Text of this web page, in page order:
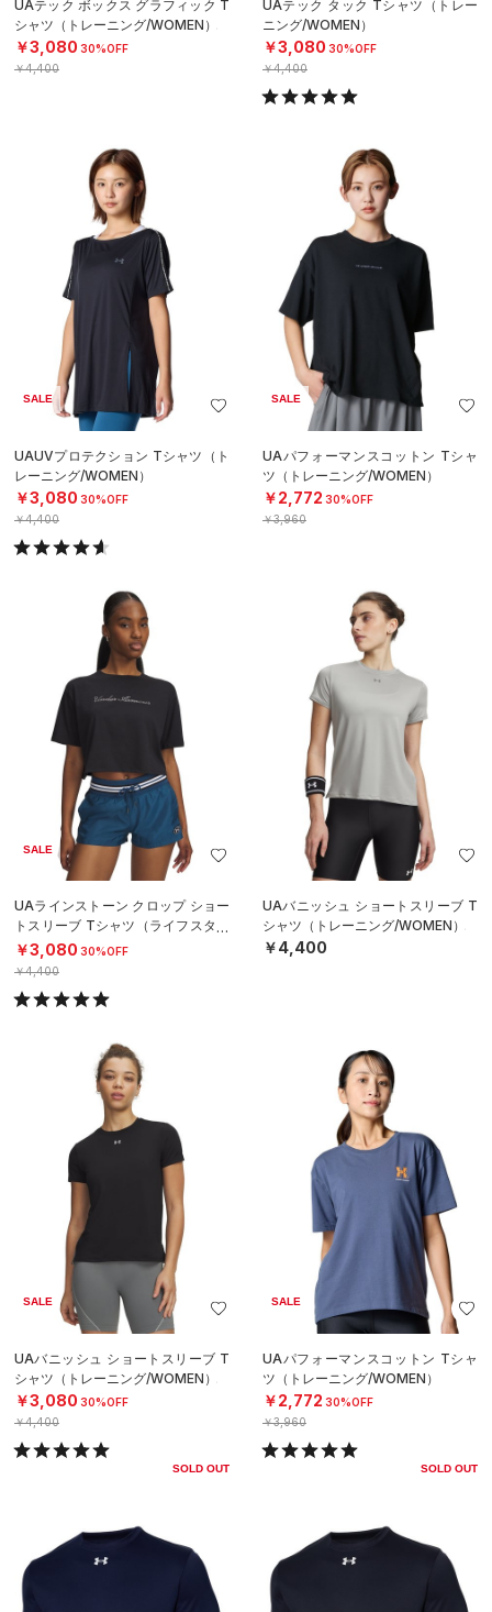
UAテック ボックス グラフィック T
シャツ（トレーニング/WOMEN）
￥3,080 30%OFF
￥4,400
UAテック タック Tシャツ（トレー
ニング/WOMEN）
￥3,080 30%OFF
￥4,400
SALE
UAUVプロテクション Tシャツ（ト
レーニング/WOMEN）
￥3,080 30%OFF
￥4,400
SALE
UAパフォーマンスコットン Tシャ
ツ（トレーニング/WOMEN）
￥2,772 30%OFF
￥3,960
SALE
UAラインストーン クロップ ショー
トスリーブ Tシャツ（ライフスタイ
ル/WOMEN）
￥3,080 30%OFF
￥4,400
UAバニッシュ ショートスリーブ T
シャツ（トレーニング/WOMEN）
￥4,400
SALE
UAバニッシュ ショートスリーブ T
シャツ（トレーニング/WOMEN）
￥3,080 30%OFF
￥4,400
SOLD OUT
SALE
UAパフォーマンスコットン Tシャ
ツ（トレーニング/WOMEN）
￥2,772 30%OFF
￥3,960
SOLD OUT